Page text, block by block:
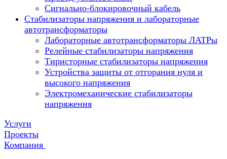
Сигнально-блокировочный кабель
Стабилизаторы напряжения и лабораторные
автотрансформаторы
Лабораторные автотрансформаторы ЛАТРы
Релейные стабилизаторы напряжения
Тиристорные стабилизаторы напряжения
Устройства защиты от отгорания нуля и
высокого напряжения
Электромеханические стабилизаторы
напряжения
Услуги
Проекты
Компания